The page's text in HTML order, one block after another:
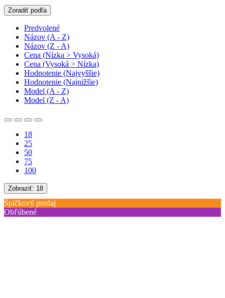
Zoradiť podľa
Predvolené
Názov (A - Z)
Názov (Z - A)
Cena (Nízka > Vysoká)
Cena (Vysoká > Nízka)
Hodnotenie (Najvyššie)
Hodnotenie (Najnižšie)
Model (A - Z)
Model (Z - A)
18
25
50
75
100
Zobraziť: 18
Špičkový predaj
Obľúbené